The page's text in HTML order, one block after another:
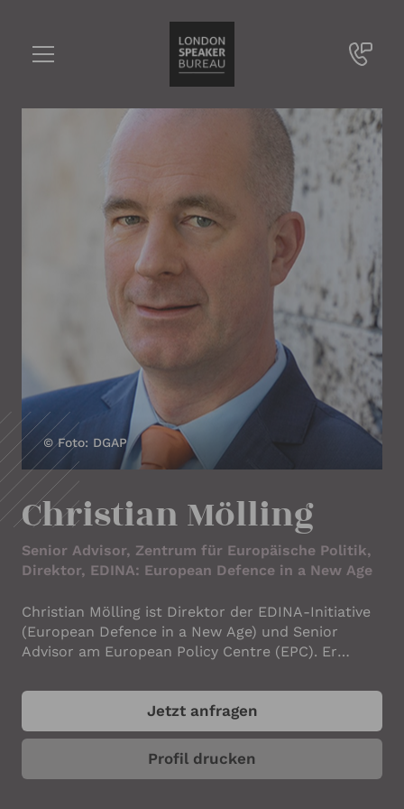
Christian Mölling
•••
© Foto: DGAP
Christian Mölling
Senior Advisor, Zentrum für Europäische Politik,
Direktor, EDINA: European Defence in a New Age
Christian Mölling ist Direktor der EDINA-Initiative
(European Defence in a New Age) und Senior
Advisor am European Policy Centre (EPC). Er
in der Sicherheits- und Verteidigungspolitik und
geopolitischen Strategie und hat fundierte
Kenntnisse in den Bereichen Verteidigung,
Resilienz, Industrie und neue Technologien. Er
Jetzt anfragen
Profil drucken
Sie haben Fragen?
+49 721 9209 8228
Christian Mölling
IHRE KONTAKTDATEN
Ihr Name
Ihre Telefonnummer
Ihr Unternehmen